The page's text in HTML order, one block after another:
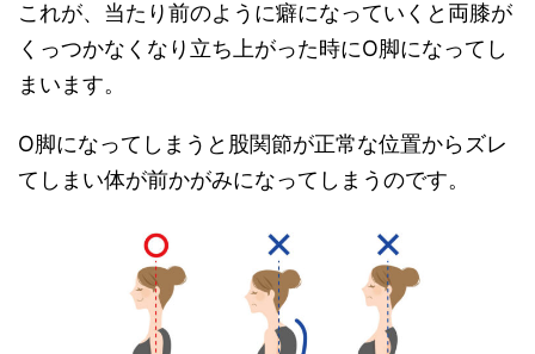
これが、当たり前のように癖になっていくと両膝が
くっつかなくなり立ち上がった時にO脚になってし
まいます。
O脚になってしまうと股関節が正常な位置からズレ
てしまい体が前かがみになってしまうのです。